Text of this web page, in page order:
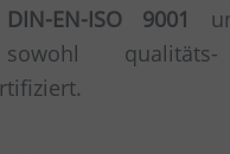
EN-ISO 9001